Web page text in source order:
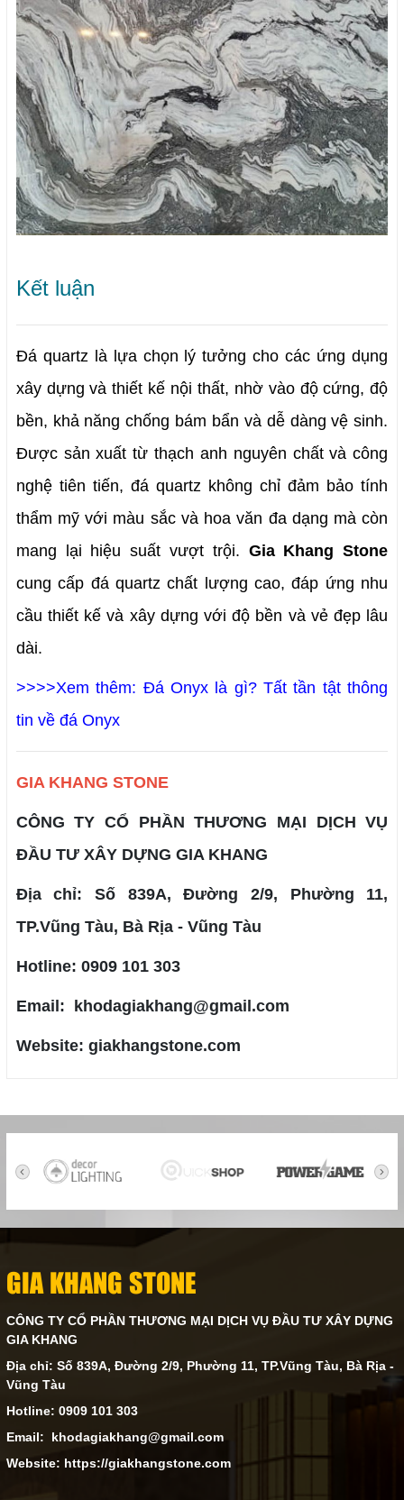
Kết luận
Đá quartz là lựa chọn lý tưởng cho các ứng dụng
xây dựng và thiết kế nội thất, nhờ vào độ cứng, độ
bền, khả năng chống bám bẩn và dễ dàng vệ sinh.
Được sản xuất từ thạch anh nguyên chất và công
nghệ tiên tiến, đá quartz không chỉ đảm bảo tính
thẩm mỹ với màu sắc và hoa văn đa dạng mà còn
mang lại hiệu suất vượt trội. Gia Khang Stone
cung cấp đá quartz chất lượng cao, đáp ứng nhu
cầu thiết kế và xây dựng với độ bền và vẻ đẹp lâu
dài.
>>>>Xem thêm: Đá Onyx là gì? Tất tần tật thông
tin về đá Onyx
GIA KHANG STONE
CÔNG TY CỔ PHẦN THƯƠNG MẠI DỊCH VỤ
ĐẦU TƯ XÂY DỰNG GIA KHANG
Địa chỉ: Số 839A, Đường 2/9, Phường 11,
TP.Vũng Tàu, Bà Rịa - Vũng Tàu
Hotline: 0909 101 303
Email: khodagiakhang@gmail.com
Website: giakhangstone.com
GIA KHANG STONE
CÔNG TY CỔ PHẦN THƯƠNG MẠI DỊCH VỤ ĐẦU TƯ XÂY DỰNG
GIA KHANG
Địa chỉ: Số 839A, Đường 2/9, Phường 11, TP.Vũng Tàu, Bà Rịa -
Vũng Tàu
Hotline: 0909 101 303
Email: khodagiakhang@gmail.com
Website: https://giakhangstone.com